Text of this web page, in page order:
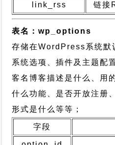
link_rss 链接
表名：wp_options
存储在WordPress系统默
系统选项、插件及主题配
客名博客描述是什么、用
什么功能、是否开放注册
形式是什么等等；
字段